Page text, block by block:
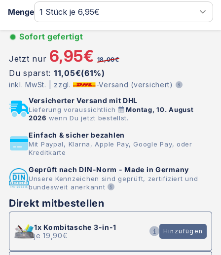
Menge
Sofort gefertigt
Jetzt nur 6,95€ 18,00€
Du sparst: 11,05€(61%)
inkl. MwSt. | zzgl.
-Versand (versichert)
Versicherter Versand mit DHL
Lieferung voraussichtlich
Montag, 10. August
2026 wenn Du jetzt bestellst.
Einfach & sicher bezahlen
Mit Paypal, Klarna, Apple Pay, Google Pay, oder
Kreditkarte
Geprüft nach DIN-Norm - Made in Germany
Unsere Kennzeichen sind geprüft, zertifiziert und
bundesweit anerkannt
Direkt mitbestellen
1x Kombitasche 3-in-1
je 19,90€
Hinzufügen